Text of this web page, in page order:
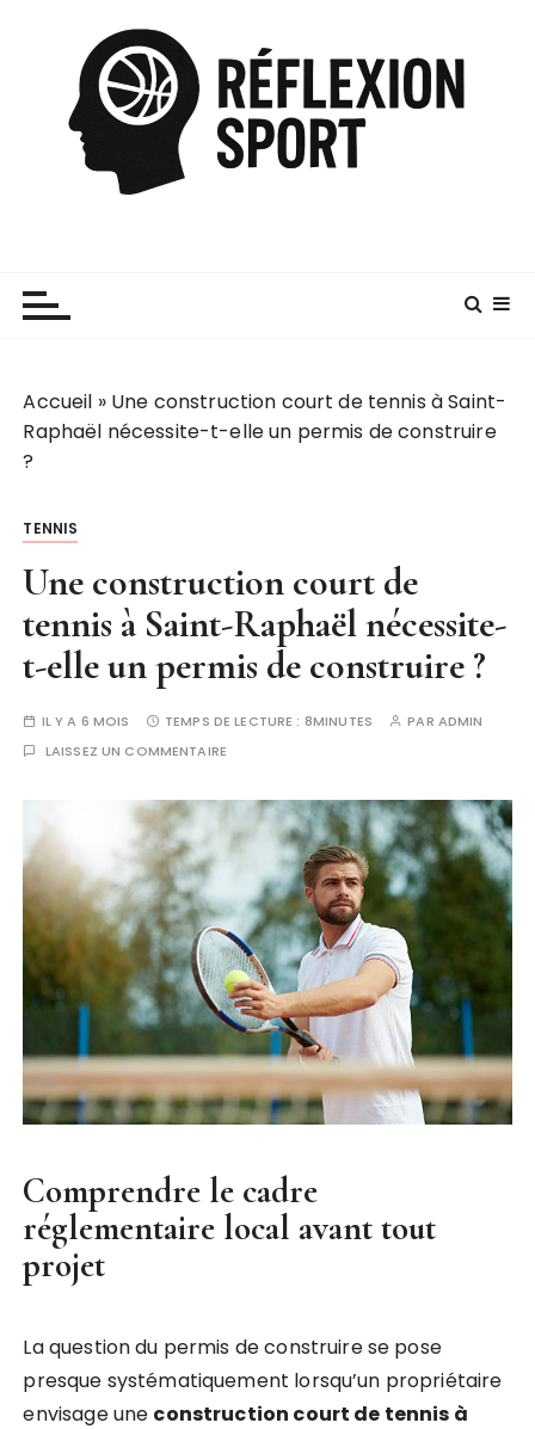
Accueil » Une construction court de tennis à Saint-
Raphaël nécessite-t-elle un permis de construire
?
TENNIS
Une construction court de
tennis à Saint-Raphaël nécessite-
t-elle un permis de construire ?
IL Y A 6 MOIS TEMPS DE LECTURE : 8MINUTES PAR ADMIN
LAISSEZ UN COMMENTAIRE
Comprendre le cadre
réglementaire local avant tout
projet
La question du permis de construire se pose
presque systématiquement lorsqu’un propriétaire
envisage une construction court de tennis à